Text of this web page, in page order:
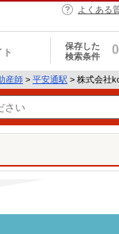
よくある
保存した
検索条件
0
産師 > 平安通駅 > 株式会社